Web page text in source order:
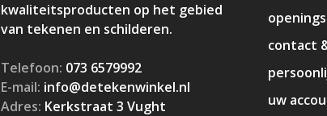
kwaliteitsproducten op het gebied
van tekenen en schilderen.
Telefoon: 073 6579992
E-mail: info@detekenwinkel.nl
Adres: Kerkstraat 3 Vught
contact
uw